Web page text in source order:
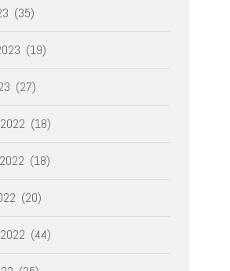
(35)
(19)
(27)
(18)
(18)
(20)
(44)